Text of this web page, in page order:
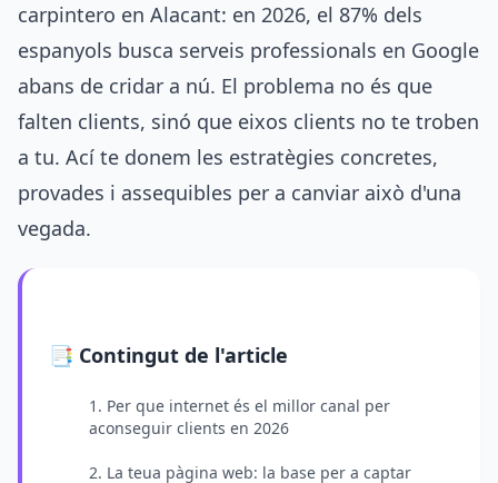
carpintero en Alacant: en 2026, el 87% dels
espanyols busca serveis professionals en Google
abans de cridar a nú. El problema no és que
falten clients, sinó que eixos clients no te troben
a tu. Ací te donem les estratègies concretes,
provades i assequibles per a canviar això d'una
vegada.
📑 Contingut de l'article
1. Per que internet és el millor canal per
aconseguir clients en 2026
2. La teua pàgina web: la base per a captar